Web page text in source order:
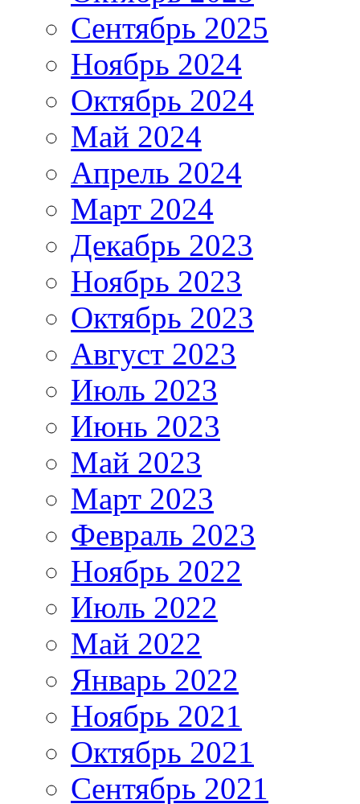
Сентябрь 2025
Ноябрь 2024
Октябрь 2024
Май 2024
Апрель 2024
Март 2024
Декабрь 2023
Ноябрь 2023
Октябрь 2023
Август 2023
Июль 2023
Июнь 2023
Май 2023
Март 2023
Февраль 2023
Ноябрь 2022
Июль 2022
Май 2022
Январь 2022
Ноябрь 2021
Октябрь 2021
Сентябрь 2021